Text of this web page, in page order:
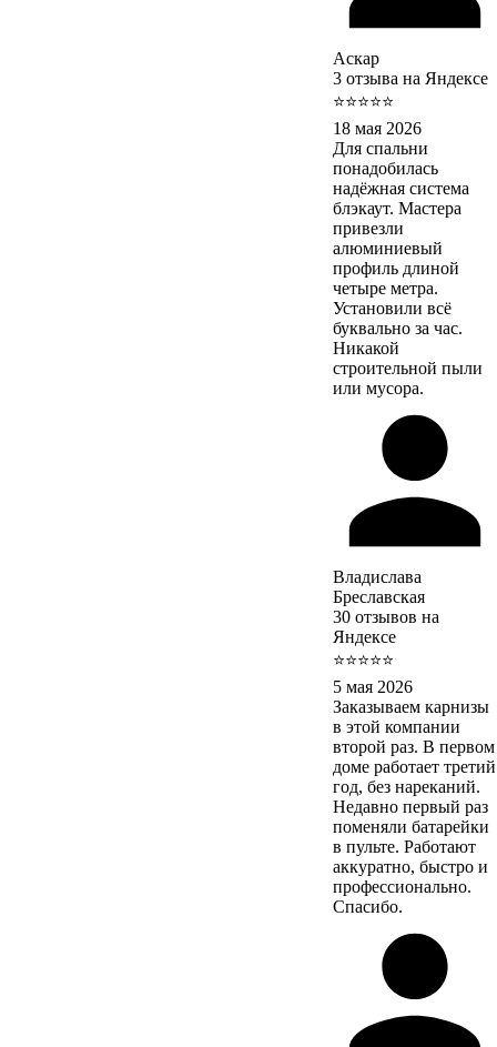
Аскар
3 отзыва на Яндексе
⭐⭐⭐⭐⭐
18 мая 2026
Для спальни
понадобилась
надёжная система
блэкаут. Мастера
привезли
алюминиевый
профиль длиной
четыре метра.
Установили всё
буквально за час.
Никакой
строительной пыли
или мусора.
Владислава
Бреславская
30 отзывов на
Яндексе
⭐⭐⭐⭐⭐
5 мая 2026
Заказываем карнизы
в этой компании
второй раз. В первом
доме работает третий
год, без нареканий.
Недавно первый раз
поменяли батарейки
в пульте. Работают
аккуратно, быстро и
профессионально.
Спасибо.